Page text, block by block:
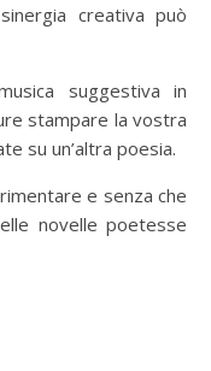
creativa può
suggestiva in
stampare la vostra
su un’altra poesia.
e senza che
novelle poetesse